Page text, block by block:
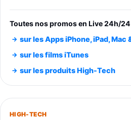
entraénement direct 3
trs/min) avec pre-ampli
Smartphone SAMSUNG
891,99€1199€Fnac (Vendeur
Smartphone
749,99€
Toutes nos promos en Live 24h/24
sur les Apps iPhone, iPad, Mac
sur les films iTunes
sur les produits High-Tech
HIGH-TECH